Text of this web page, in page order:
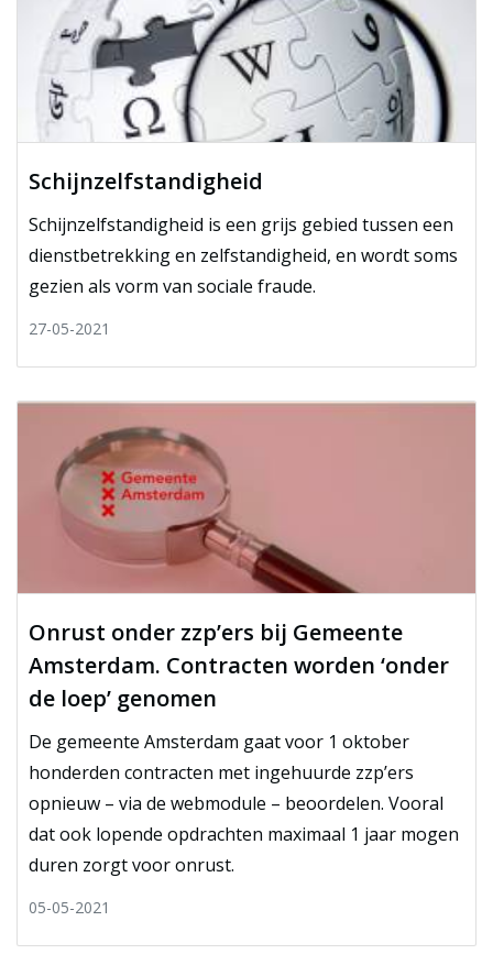
Schijnzelfstandigheid
Schijnzelfstandigheid is een grijs gebied tussen een
dienstbetrekking en zelfstandigheid, en wordt soms
gezien als vorm van sociale fraude.
27-05-2021
Onrust onder zzp’ers bij Gemeente
Amsterdam. Contracten worden ‘onder
de loep’ genomen
De gemeente Amsterdam gaat voor 1 oktober
honderden contracten met ingehuurde zzp’ers
opnieuw – via de webmodule – beoordelen. Vooral
dat ook lopende opdrachten maximaal 1 jaar mogen
duren zorgt voor onrust.
05-05-2021